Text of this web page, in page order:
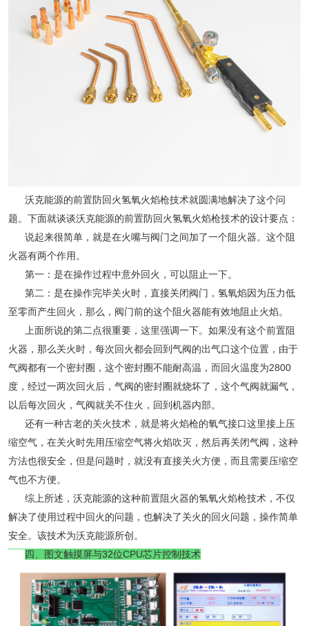
沃克能源的前置防回火氢氧火焰枪技术就圆满地解决了这个问
题。下面就谈谈沃克能源的前置防回火氢氧火焰枪技术的设计要点：
说起来很简单，就是在火嘴与阀门之间加了一个阻火器。这个阻
火器有两个作用。
第一：是在操作过程中意外回火，可以阻止一下。
第二：是在操作完毕关火时，直接关闭阀门，氢氧焰因为压力低
至零而产生回火，那么，阀门前的这个阻火器能有效地阻止火焰。
上面所说的第二点很重要，这里强调一下。如果没有这个前置阻
火器，那么关火时，每次回火都会回到气阀的出气口这个位置，由于
气阀都有一个密封圈，这个密封圈不能耐高温，而回火温度为2800
度，经过一两次回火后，气阀的密封圈就烧坏了，这个气阀就漏气，
以后每次回火，气阀就关不住火，回到机器内部。
还有一种古老的关火技术，就是将火焰枪的氧气接口这里接上压
缩空气，在关火时先用压缩空气将火焰吹灭，然后再关闭气阀，这种
方法也很安全，但是问题时，就没有直接关火方便，而且需要压缩空
气也不方便。
综上所述，沃克能源的这种前置阻火器的氢氧火焰枪技术，不仅
解决了使用过程中回火的问题，也解决了关火的回火问题，操作简单
安全。该技术为沃克能源所创。
四、图文触摸屏与32位CPU芯片控制技术